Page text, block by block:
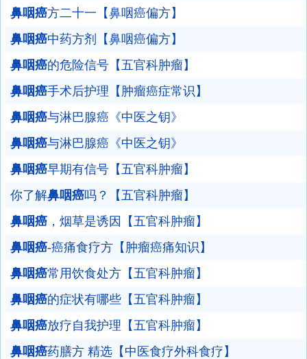
鼻咽癌方二十一【鼻咽癌偏方】
鼻咽癌中药方剂【鼻咽癌偏方】
鼻咽癌的危险信号【五官科肿瘤】
鼻咽癌手术后护理【肿瘤癌症常识】
鼻咽癌与淋巴腺癌《中医之钥》
鼻咽癌与淋巴腺癌《中医之钥》
鼻咽癌早期有信号【五官科肿瘤】
你了解鼻咽癌吗？【五官科肿瘤】
鼻咽癌 ，烟草是诱因【五官科肿瘤】
鼻咽癌-癌痛食疗方【肿瘤癌痛知识】
鼻咽癌常用饮食处方【五官科肿瘤】
鼻咽癌的症状有哪些【五官科肿瘤】
鼻咽癌放疗自我护理【五官科肿瘤】
鼻咽癌药膳方 精选【中医食疗外科食疗】